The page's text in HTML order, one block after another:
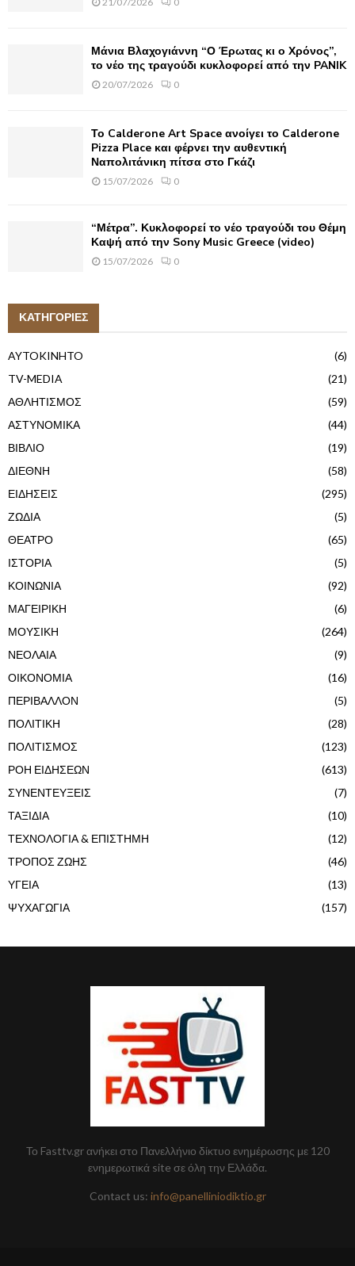
Μάνια Βλαχογιάννη “Ο Έρωτας κι ο Χρόνος”,
το νέο της τραγούδι κυκλοφορεί από την PANIK
20/07/2026 0
Το Calderone Art Space ανοίγει το Calderone
Pizza Place και φέρνει την αυθεντική
Ναπολιτάνικη πίτσα στο Γκάζι
15/07/2026 0
“Μέτρα”. Κυκλοφορεί το νέο τραγούδι του Θέμη
Καψή από την Sony Music Greece (video)
15/07/2026 0
ΚΑΤΗΓΟΡΙΕΣ
AYTOKINHTO
(6)
TV-MEDIA
(21)
ΑΘΛΗΤΙΣΜΟΣ
(59)
ΑΣΤΥΝΟΜΙΚΑ
(44)
ΒΙΒΛΙΟ
(19)
ΔΙΕΘΝΗ
(58)
ΕΙΔΗΣΕΙΣ
(295)
ΖΩΔΙΑ
(5)
ΘΕΑΤΡΟ
(65)
ΙΣΤΟΡΙΑ
(5)
ΚΟΙΝΩΝΙΑ
(92)
ΜΑΓΕΙΡΙΚΗ
(6)
ΜΟΥΣΙΚΗ
(264)
ΝΕΟΛΑΙΑ
(9)
ΟΙΚΟΝΟΜΙΑ
(16)
ΠΕΡΙΒΑΛΛΟΝ
(5)
ΠΟΛΙΤΙΚΗ
(28)
ΠΟΛΙΤΙΣΜΟΣ
(123)
ΡΟΗ ΕΙΔΗΣΕΩΝ
(613)
ΣΥΝΕΝΤΕΥΞΕΙΣ
(7)
ΤΑΞΙΔΙΑ
(10)
ΤΕΧΝΟΛΟΓΙΑ & ΕΠΙΣΤΗΜΗ
(12)
ΤΡΟΠΟΣ ΖΩΗΣ
(46)
ΥΓΕΙΑ
(13)
ΨΥΧΑΓΩΓΙΑ
(157)
Το Fasttv.gr ανήκει στο Πανελλήνιο δίκτυο ενημέρωσης με 120
ενημερωτικά site σε όλη την Ελλάδα.
Contact us: info@panelliniodiktio.gr